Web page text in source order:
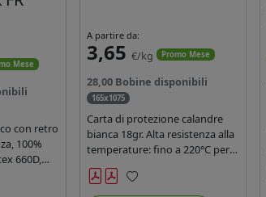
Mese
con retro
100%
660D,
alla
A partire da:
3,65 €/kg Promo Mese
28,00 Bobine disponibili
165x1075
Carta di protezione calandre
bianca 18gr. Alta resistenza alla
temperature: fino a 220°C per
40 secondi. Lunghezza 1075
mtl, peso kg 35, diam. 20cm.
Preferiti